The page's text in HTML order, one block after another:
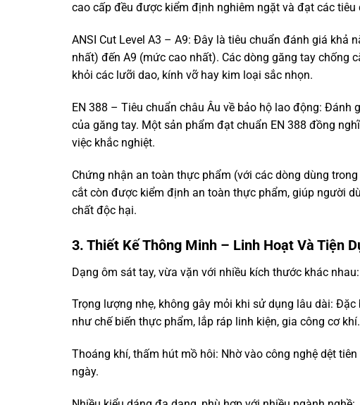
cao cấp đều được kiểm định nghiêm ngặt và đạt các tiêu
ANSI Cut Level A3 – A9: Đây là tiêu chuẩn đánh giá khả
nhất) đến A9 (mức cao nhất). Các dòng găng tay chống
khỏi các lưỡi dao, kính vỡ hay kim loại sắc nhọn.
EN 388 – Tiêu chuẩn châu Âu về bảo hộ lao động:
của găng tay. Một sản phẩm đạt chuẩn EN 388 đồng
việc khắc nghiệt.
Chứng nhận an toàn thực phẩm (với các dòng dùng
cắt còn được kiểm định an toàn thực phẩm, giúp người
chất độc hại.
3. Thiết Kế Thông Minh – Linh Hoạt Và Tiện
Dạng ôm sát tay, vừa vặn với nhiều kích thước khác
Trọng lượng nhẹ, không gây mỏi khi sử dụng lâu dài:
như chế biến thực phẩm, lắp ráp linh kiện, gia công cơ khí.
Thoáng khí, thấm hút mồ hôi: Nhờ vào công nghệ dệt
ngày.